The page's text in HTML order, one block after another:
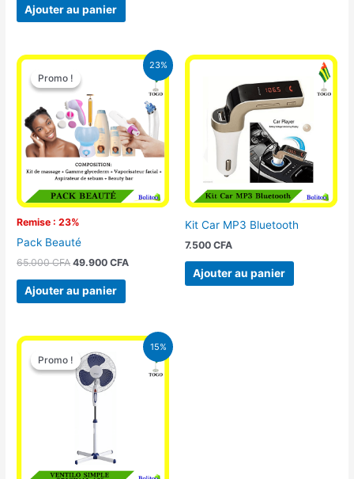
Ajouter au panier
23%
Promo !
Remise : 23%
Promo !
Pack Beauté
65.000CFA
Le
prix
initial
était :
65.000 CFA.
49.900CFA
Le
prix
actuel
49.900 CFA.
Ajouter au panier
Kit Car MP3 Bluetooth
7.500 CFA
Ajouter au panier
15%
Promo !
Promo !
Le
prix
initial
était :
10.000 CFA.
Le